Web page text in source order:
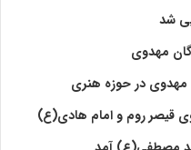
شد
مهدوی
مهدوی در حوزه هنری
قیصر روم و امام هادی(ع)